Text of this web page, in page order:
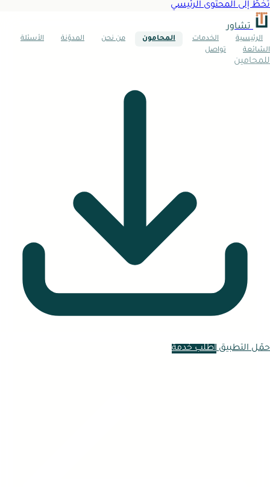
تخطَّ إلى المحتوى الرئيسي
تشاور
الرئيسية الخدمات المحامون من نحن المدوّنة
الأسئلة
الشائعة
تواصل
للمحامين
حمّل التطبيقاطلب خدمة